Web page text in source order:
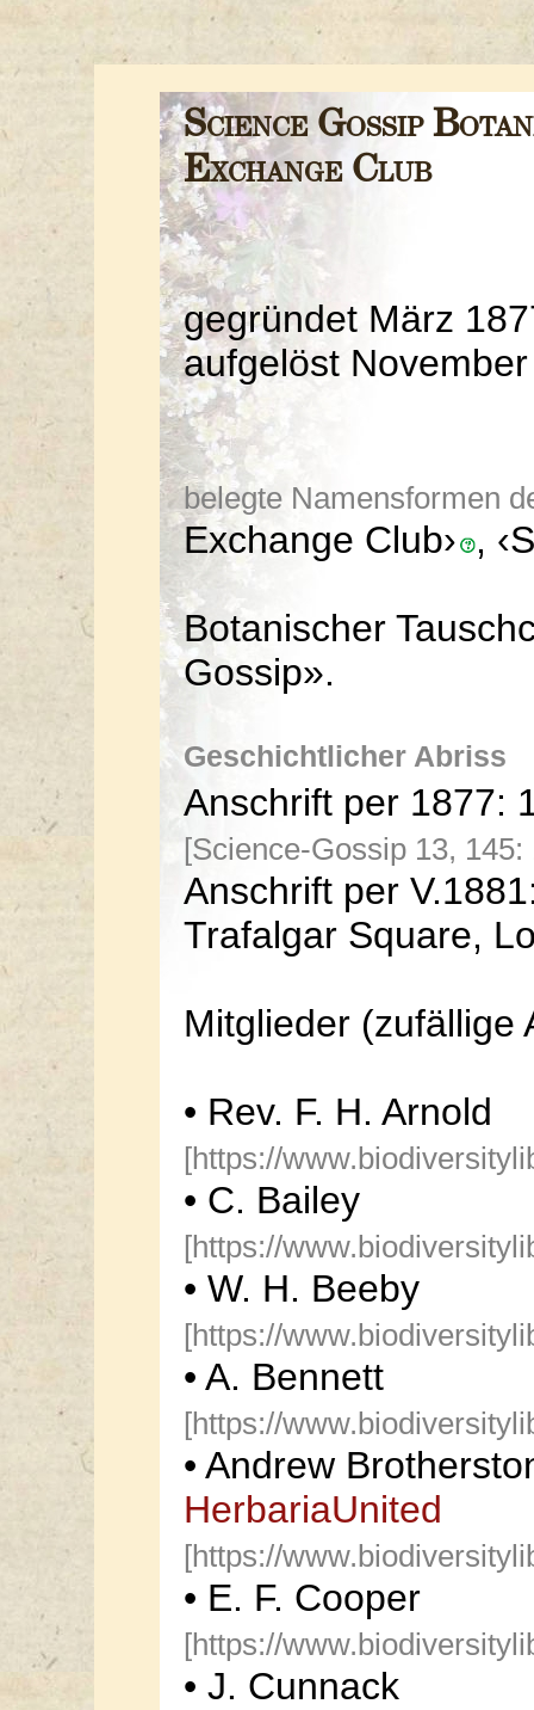
Science Gossip
Exchange Club
gegründet März
aufgelöst
belegte Namensformen
Exchange Club› ,
Botanischer
Gossip».
Geschichtlicher Abriss
Anschrift per 1877:
[Science-Gossip 13, 145:
Anschrift per
Trafalgar Square,
Mitglieder (zufällige
• Rev. F. H. Arnold
[https://
• C. Bailey
[https://
• W. H. Beeby
[https://
• A. Bennett
[https://
• Andrew
HerbariaUnited
[https://
• E. F. Cooper
[https://
• J. Cunnack